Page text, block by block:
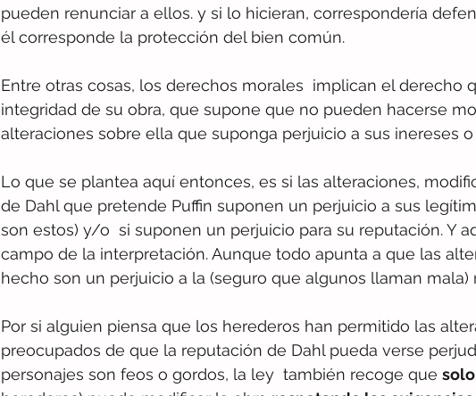
pueden renunciar a ellos. y si lo hicieran, correspondería
él corresponde la protección del bien común.
Entre otras cosas, los derechos morales  implican el derecho
integridad de su obra, que supone que no pueden hacerse
alteraciones sobre ella que suponga perjuicio a sus inereses
Lo que se plantea aquí entonces, es si las alteraciones,
de Dahl que pretende Puffin suponen un perjuicio a sus
son estos) y/o  si suponen un perjuicio para su reputación. Y
campo de la interpretación. Aunque todo apunta a que las
hecho son un perjuicio a la (seguro que algunos llaman mala)
Por si alguien piensa que los herederos han permitido las
preocupados de que la reputación de Dahl pueda verse
personajes son feos o gordos, la ley  también recoge que